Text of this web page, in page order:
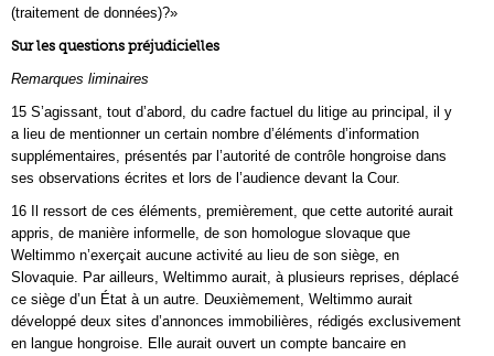
(traitement de données)?»
Sur les questions préjudicielles
Remarques liminaires
15 S’agissant, tout d’abord, du cadre factuel du litige au principal, il y
a lieu de mentionner un certain nombre d’éléments d’information
supplémentaires, présentés par l’autorité de contrôle hongroise dans
ses observations écrites et lors de l’audience devant la Cour.
16 Il ressort de ces éléments, premièrement, que cette autorité aurait
appris, de manière informelle, de son homologue slovaque que
Weltimmo n’exerçait aucune activité au lieu de son siège, en
Slovaquie. Par ailleurs, Weltimmo aurait, à plusieurs reprises, déplacé
ce siège d’un État à un autre. Deuxièmement, Weltimmo aurait
développé deux sites d’annonces immobilières, rédigés exclusivement
en langue hongroise. Elle aurait ouvert un compte bancaire en